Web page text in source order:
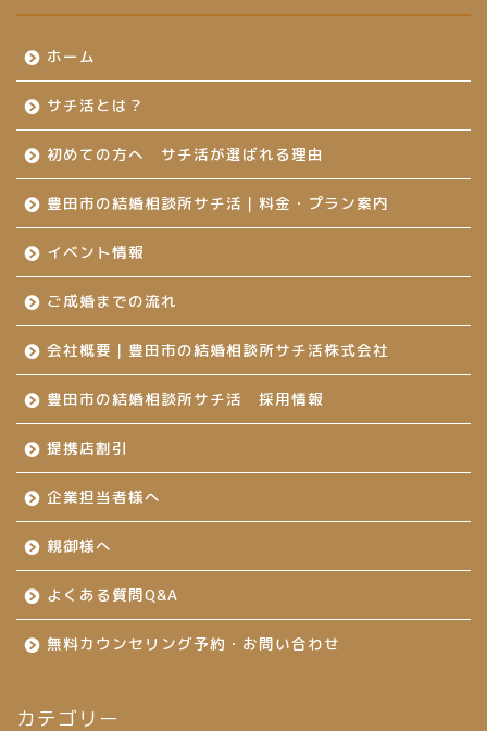
ホーム
サチ活とは？
初めての方へ サチ活が選ばれる理由
豊田市の結婚相談所サチ活｜料金・プラン案内
イベント情報
ご成婚までの流れ
会社概要｜豊田市の結婚相談所サチ活株式会社
豊田市の結婚相談所サチ活 採用情報
提携店割引
企業担当者様へ
親御様へ
よくある質問Q&A
無料カウンセリング予約・お問い合わせ
カテゴリー